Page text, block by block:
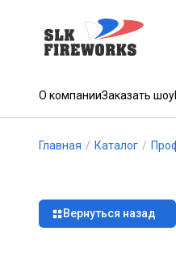
О компанииЗаказать шоу
Главная / Каталог /
Вернуться назад